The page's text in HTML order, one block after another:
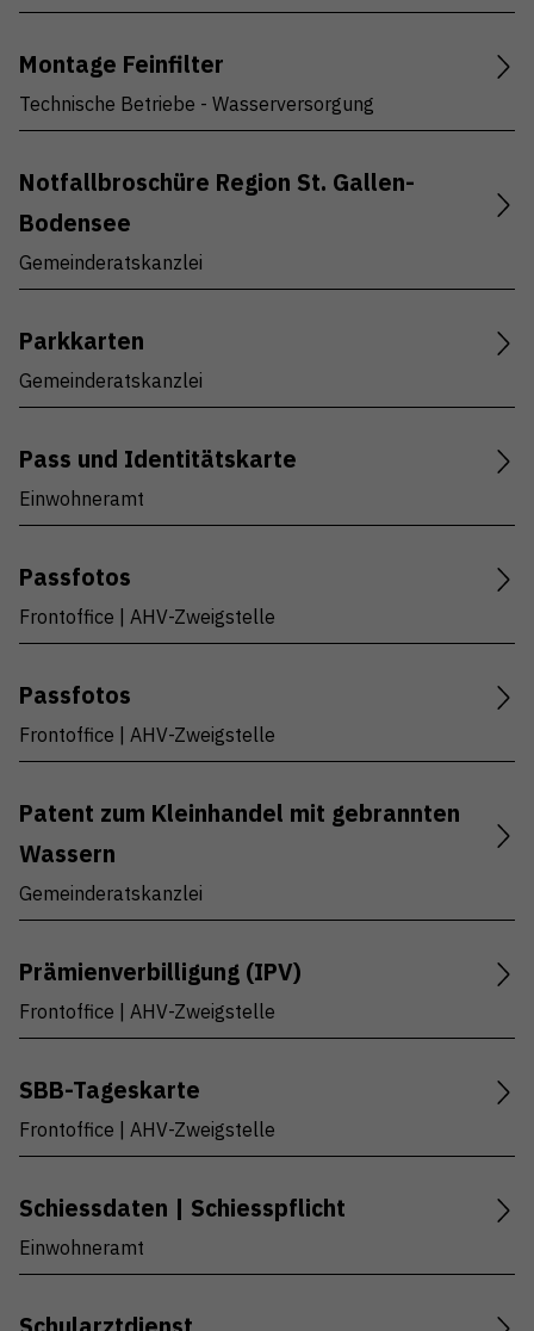
Montage Feinfilter
Technische Betriebe - Wasserversorgung
Notfallbroschüre Region St. Gallen-
Bodensee
Gemeinderatskanzlei
Parkkarten
Gemeinderatskanzlei
Pass und Identitätskarte
Einwohneramt
Passfotos
Frontoffice | AHV-Zweigstelle
Passfotos
Frontoffice | AHV-Zweigstelle
Patent zum Kleinhandel mit gebrannten
Wassern
Gemeinderatskanzlei
Prämienverbilligung (IPV)
Frontoffice | AHV-Zweigstelle
SBB-Tageskarte
Frontoffice | AHV-Zweigstelle
Schiessdaten | Schiesspflicht
Einwohneramt